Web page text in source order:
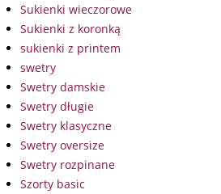
Sukienki wieczorowe
Sukienki z koronką
sukienki z printem
swetry
Swetry damskie
Swetry długie
Swetry klasyczne
Swetry oversize
Swetry rozpinane
Szorty basic